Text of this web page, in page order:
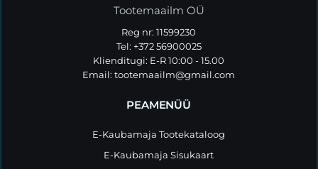
Tootemaailm OÜ
Reg nr: 11599230
Tel: +372 56900025
Klienditugi: E-R 10:00 - 15.00
Email:tootemaailm@gmail.com
PEAMENÜÜ
E-Kaubamaja Tootekataloog
E-Kaubamaja Sisukaart